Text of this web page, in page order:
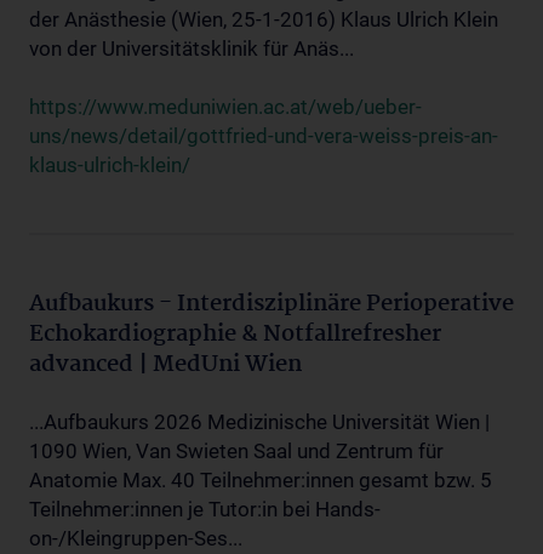
der Anästhesie (Wien, 25-1-2016) Klaus Ulrich Klein
von der Universitätsklinik für Anäs...
https://www.meduniwien.ac.at/web/ueber-
uns/news/detail/gottfried-und-vera-weiss-preis-an-
klaus-ulrich-klein/
Aufbaukurs - Interdisziplinäre Perioperative
Echokardiographie & Notfallrefresher
advanced | MedUni Wien
...Aufbaukurs 2026 Medizinische Universität Wien |
1090 Wien, Van Swieten Saal und Zentrum für
Anatomie Max. 40 Teilnehmer:innen gesamt bzw. 5
Teilnehmer:innen je Tutor:in bei Hands-
on-/Kleingruppen-Ses...